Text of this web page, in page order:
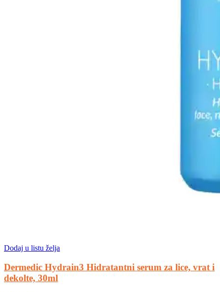
Dodaj u listu želja
Dermedic Hydrain3 Hidratantni serum za lice, vrat i
dekolte, 30ml